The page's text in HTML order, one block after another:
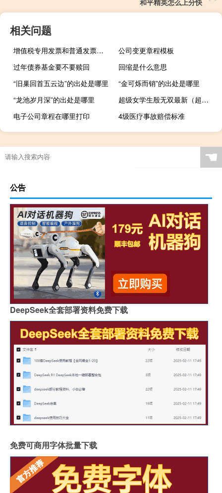
相关问题
增值税专用发票和普通发票有什么区别？
公司变更章程模板
过年债券基金要不要赎回
回缩是什么意思
“旧巢回首五云边”的出处是哪里
“金可烁而销”的出处是哪里
“龙池岁月深”的出处是哪里
超级女学生殷无双最新（超级女学生）
电子公司章程在哪里打印
4级医疗事故赔偿标准
☚
公告
DeepSeek全套部署资料免费下载
免费可商用字体批量下载